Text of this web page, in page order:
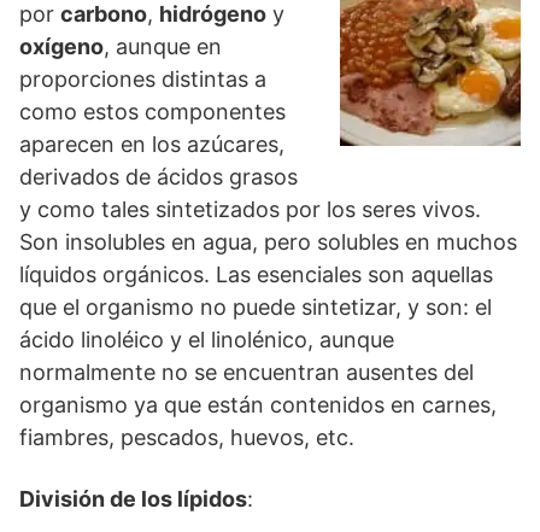
por carbono, hidrógeno y
oxígeno, aunque en
proporciones distintas a
como estos componentes
aparecen en los azúcares,
derivados de ácidos grasos
y como tales sintetizados por los seres vivos.
Son insolubles en agua, pero solubles en muchos
líquidos orgánicos. Las esenciales son aquellas
que el organismo no puede sintetizar, y son: el
ácido linoléico y el linolénico, aunque
normalmente no se encuentran ausentes del
organismo ya que están contenidos en carnes,
fiambres, pescados, huevos, etc.
División de los lípidos: